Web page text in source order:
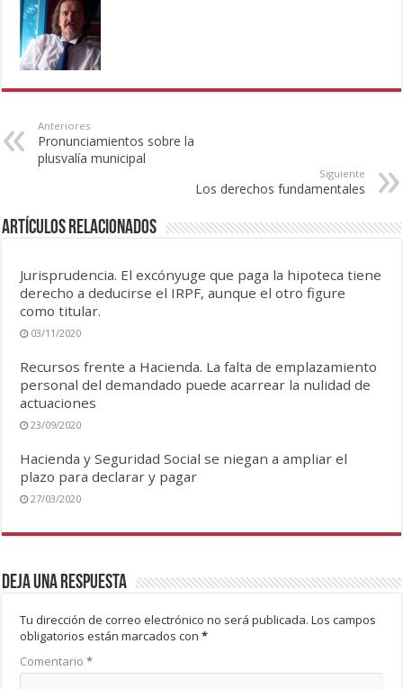
Anteriores
Pronunciamientos sobre la
plusvalía municipal
Siguiente
Los derechos fundamentales
Artículos Relacionados
Jurisprudencia. El excónyuge que paga la hipoteca tiene
derecho a deducirse el IRPF, aunque el otro figure
como titular.
03/11/2020
Recursos frente a Hacienda. La falta de emplazamiento
personal del demandado puede acarrear la nulidad de
actuaciones
23/09/2020
Hacienda y Seguridad Social se niegan a ampliar el
plazo para declarar y pagar
27/03/2020
Deja una respuesta
Tu dirección de correo electrónico no será publicada. Los campos
obligatorios están marcados con*
Comentario*